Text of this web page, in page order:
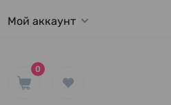
0
Мой аккаунт